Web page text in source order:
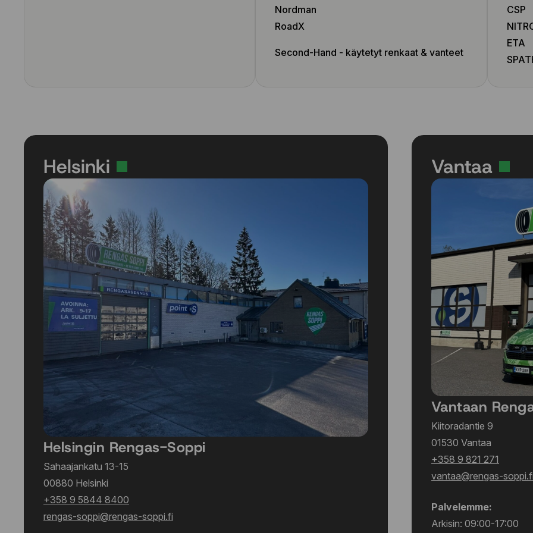
Nordman
RoadX
Second-Hand - käytetyt renkaat & vanteet
CSP
ETA
Helsinki
Helsingin Rengas-Soppi
Sahaajankatu 13-15
00880 Helsinki
+358 9 5844 8400
rengas-soppi@rengas-soppi.fi
Vantaa
Vantaan
Kiitoradantie 9
01530 Vantaa
+358 9 821 271
vantaa@rengas-
Palvelemme:
Arkisin: 09:00-17:00